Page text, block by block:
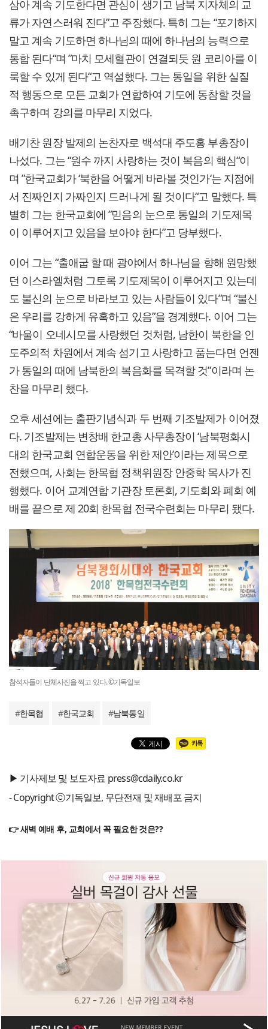
삼아 계속 기도한다면 관심이 생기고 남북 지자체의 교
류가 자연스러워 진다”고 주장했다. 특히 그는 “포기하지
말고 계속 기도하면 하나님의 때에 하나님의 능력으로
통합 된다“며 ”마치 모세혈관이 연결되듯 원 코리아를 이
룩할 수 있게 된다“고 역설했다. 그는 통일을 위한 실질
적 행동으로 모든 교회가 연합하여 기도에 동참할 것을
촉구하며 강의를 마무리 지었다.
배기찬 원장 발제의 논찬자로 백석대 주도홍 부총장이
나섰다. 그는 “원수 까지 사랑하는 것이 복음의 핵심“이
며 ”한국교회가 ‘북한을 어떻게 바라볼 것인가‘는 지점에
서 진짜인지 가짜인지 드러나게 될 것이다“고 말했다. 특
별히 그는 한국교회에 ”믿음의 눈으로 통일의 기도제목
이 이루어지고 있음을 보아야 한다”고 당부했다.
이어 그는 “출애굽 할 때 광야에서 하나님을 향해 원망했
던 이스라엘처럼 그토록 기도제목이 이루어지고 있는데
도 불신의 눈으로 바라보고 있는 사람들이 있다”며 “불신
은 우리를 강하게 유혹하고 있음”을 경계했다. 이어 그는
“바울이 오네시모를 사랑했던 것처럼, 남한이 북한을 인
도주의적 차원에서 계속 섬기고 사랑하고 품는다면 언젠
가 통일의 때에 남북한의 복음화를 목격할 것”이라며 논
찬을 마무리 했다.
오후 세션에는 출판기념식과 두 번째 기조발제가 이어졌
다. 기조발제는 변창배 한교총 사무총장이 ‘남북평화시
대의 한국교회 연합운동을 위한 제안’이라는 제목으로
전했으며, 사회는 한목협 정책위원장 안중학 목사가 진
행했다. 이어 교계연합 기관장 토론회, 기도회와 폐회 예
배를 끝으로 제 20회 한목협 전국수련회는 마무리 됐다.
참석자들이 단체사진을 찍고 있다. ©기독일보
#한목협 #한국교회 #남북통일
▶ 기사제보 및 보도자료 press@cdaily.co.kr
- Copyright ⓒ기독일보, 무단전재 및 재배포 금지
👉 새벽 예배 후, 교회에서 꼭 필요한 것은??